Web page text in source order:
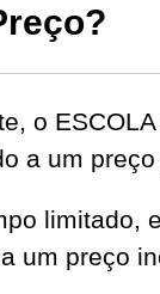
o
a um preço
limitado,
um preço